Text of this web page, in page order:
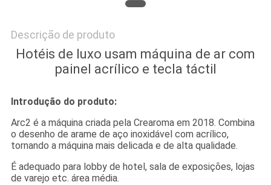
PRIVACIDADE
Descrição de produto
Hotéis de luxo usam máquina de ar com
painel acrílico e tecla táctil
Introdução do produto:
Arc2 é a máquina criada pela Crearoma em 2018. Combina
o desenho de arame de aço inoxidável com acrílico,
tornando a máquina mais delicada e de alta qualidade.
É adequado para lobby de hotel, sala de exposições, lojas
de varejo etc. área média.